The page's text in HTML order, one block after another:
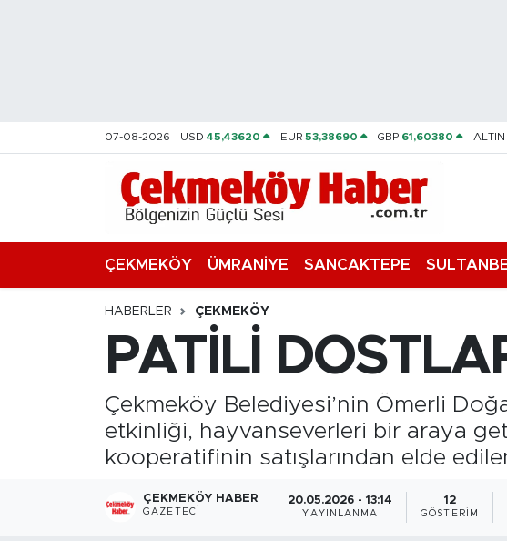
07-08-2026 USD45,43620 EUR 53,38690 GBP 61,60380 ALTIN
ÇEKMEKÖY ÜMRANİYE SANCAKTEPE
HABERLER ÇEKMEKÖY
PATİLİ
Çekmeköy Belediyesi’nin Ömerli
etkinliği, hayvanseverleri bir araya
kooperatifinin satışlarından elde
ÇEKMEKÖY HABER
GAZETECI
20.05.2026 - 13:14
YAYINLANMA
12
GÖSTERIM
Trafik Durumu
Süper Lig Puan Durumu ve Fikstür
Son Dakika Haberleri
Haber Arşivi